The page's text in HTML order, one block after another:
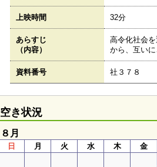
上映時間 32分
あらすじ
（内容）
高令化社会
から、互い
資料番号 社３７８
空き状況
８月
日 月 火 水 木 金